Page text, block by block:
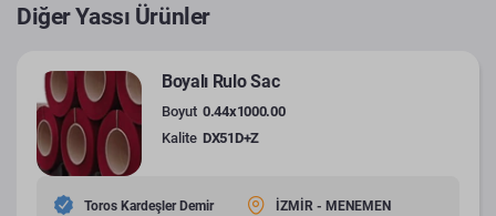
Diğer Yassı Ürünler
Boyalı Rulo Sac
Boyut 0.44x1000.00
Kalite DX51D+Z
Toros Kardeşler Demir İZMİR - MENEMEN